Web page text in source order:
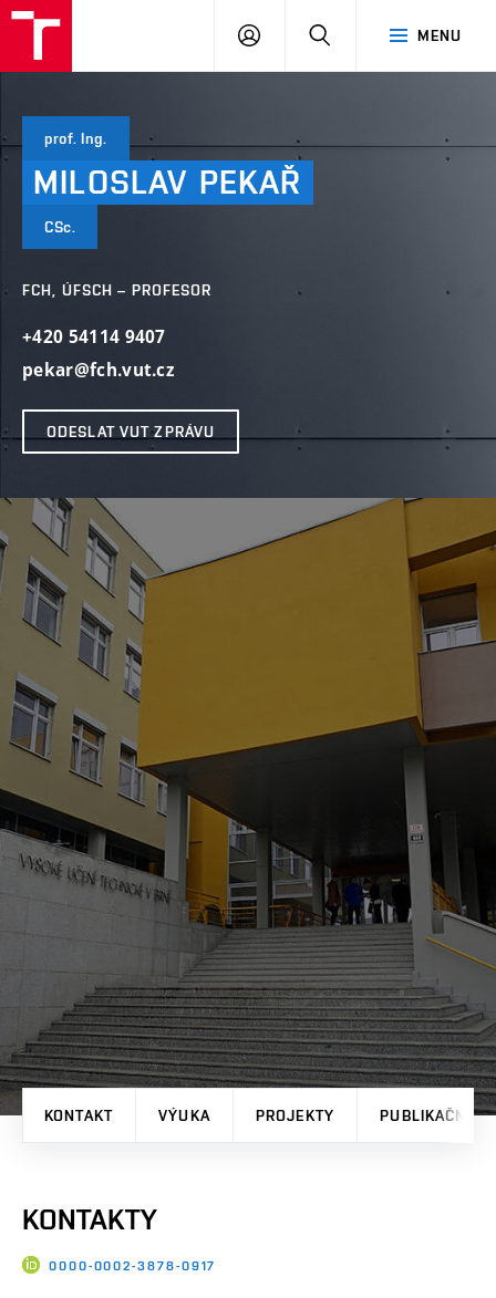
MENU
PŘIHLÁSIT
prof. Ing.
MILOSLAV PEKAŘ
CSc.
FCH, ÚFSCH – PROFESOR
+420 54114 9407
pekar@fch.vut.cz
ODESLAT VUT ZPRÁVU
KONTAKT VÝUKA PROJEKTY PUBLIKAČNÍ
KONTAKTY
0000-0002-3878-0917